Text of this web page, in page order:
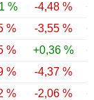
% -4,48 %
% -3,55 %
% +0,36 %
% -4,37 %
% -2,06 %